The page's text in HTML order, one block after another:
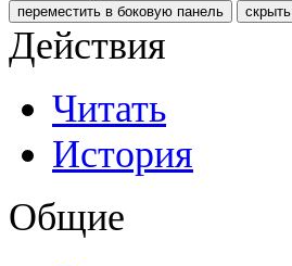
переместить в боковую панель скрыть
Действия
Читать
История
Общие